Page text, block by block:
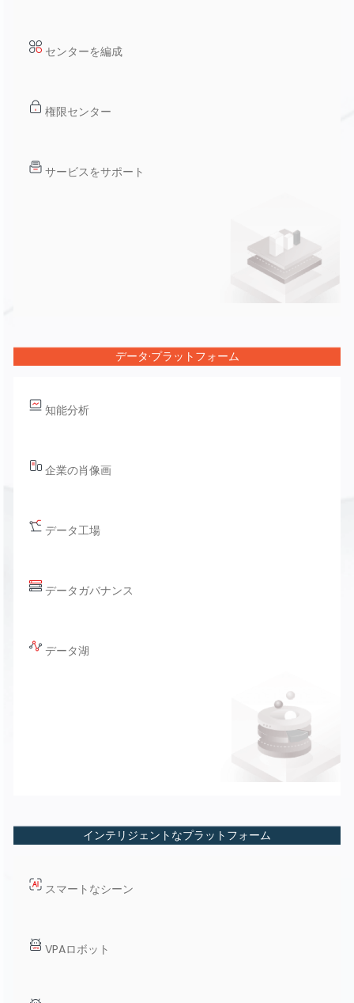
センターを編成
権限センター
サービスをサポート
データ·プラットフォーム
知能分析
企業の肖像画
データ工場
データガバナンス
データ湖
インテリジェントなプラットフォーム
スマートなシーン
VPAロボット